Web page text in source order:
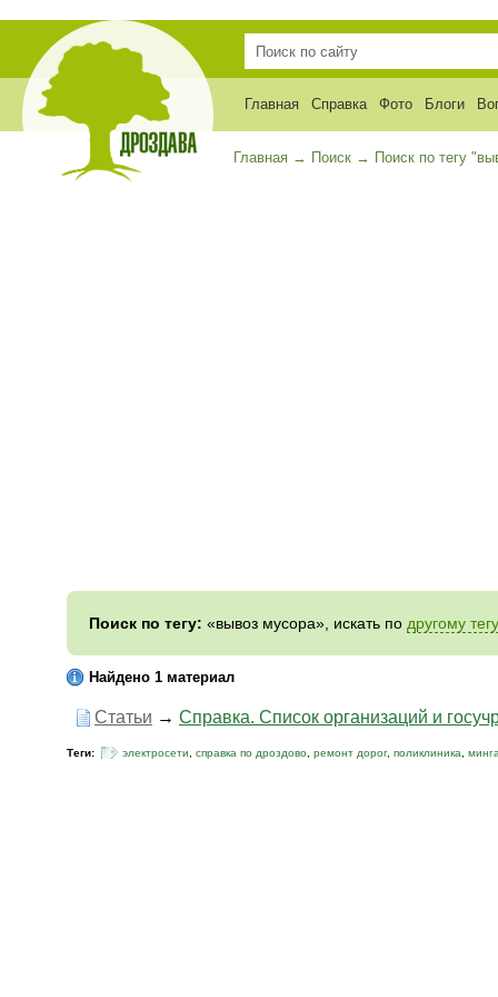
Главная Справка Фото Блоги
Главная → Поиск → Поиск по тегу
Поиск по тегу: «вывоз мусора», искать по другому тегу
Найдено 1 материал
Статьи → Справка. Список организаций и
Теги: электросети справка по дроздово ремонт дорог, поликлиника